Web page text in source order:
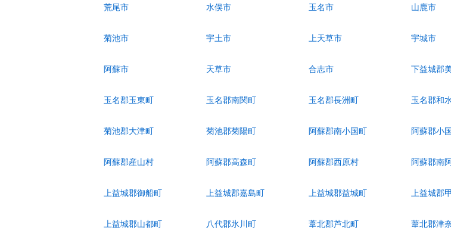
荒尾市 水俣市 玉名市 山鹿市
菊池市 宇土市 上天草市 宇城市
阿蘇市 天草市 合志市 下益城郡
玉名郡玉東町 玉名郡南関町 玉名郡長洲町 玉名郡和
菊池郡大津町 菊池郡菊陽町 阿蘇郡南小国町 阿蘇郡小
阿蘇郡産山村 阿蘇郡高森町 阿蘇郡西原村 阿蘇郡南
上益城郡御船町 上益城郡嘉島町 上益城郡益城町 上益城郡
上益城郡山都町 八代郡氷川町 葦北郡芦北町 葦北郡津